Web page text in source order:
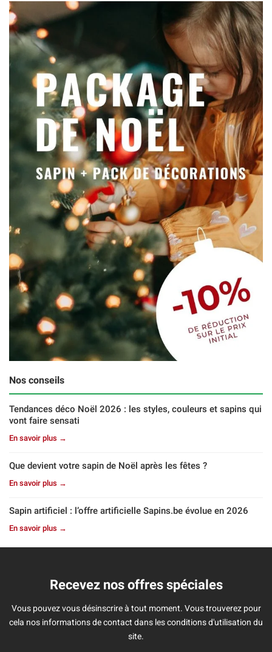
Nos conseils
Tendances déco Noël 2026 : les styles, couleurs et sapins qui
vont faire sensati
En savoir plus →
Que devient votre sapin de Noël après les fêtes ?
En savoir plus →
Sapin artificiel : l’offre artificielle Sapins.be évolue en 2026
En savoir plus →
Recevez nos offres spéciales
Vous pouvez vous désinscrire à tout moment. Vous trouverez pour
cela nos informations de contact dans les conditions d'utilisation du
site.